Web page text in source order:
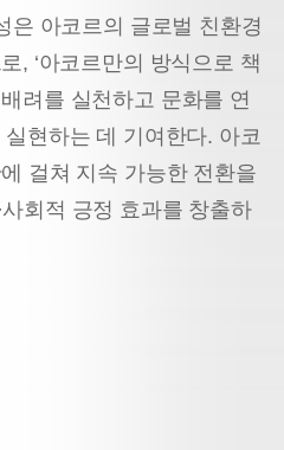
은 아코르의 글로벌 친환경
, ‘아코르만의 방식으로 책
려를 실천하고 문화를 연
실현하는 데 기여한다. 아코
걸쳐 지속 가능한 전환을
회적 긍정 효과를 창출하